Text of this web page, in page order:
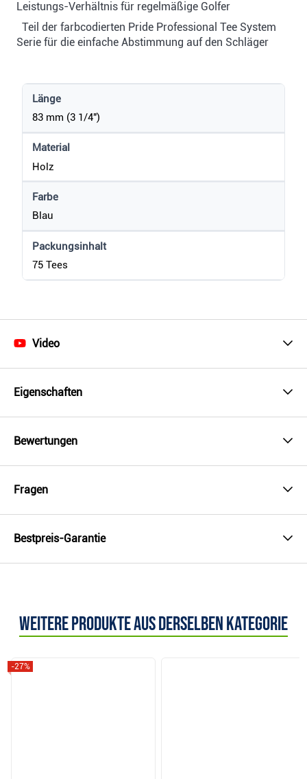
Leistungs-Verhältnis für regelmäßige Golfer
Teil der farbcodierten Pride Professional Tee System
Serie für die einfache Abstimmung auf den Schläger
Länge
83 mm (3 1/4")
Material
Holz
Farbe
Blau
Packungsinhalt
75 Tees
Video
Eigenschaften
Bewertungen
Fragen
Bestpreis-Garantie
Weitere Produkte aus derselben Kategorie
-27%